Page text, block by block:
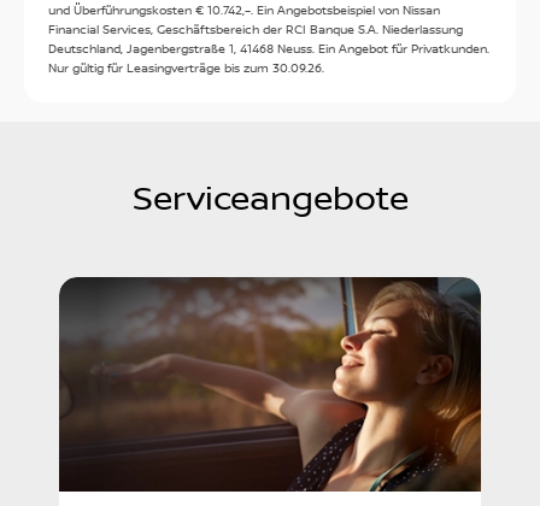
und Überführungskosten € 10.742,–. Ein Angebotsbeispiel von Nissan
Financial Services, Geschäftsbereich der RCI Banque S.A. Niederlassung
Deutschland, Jagenbergstraße 1, 41468 Neuss. Ein Angebot für Privatkunden.
Nur gültig für Leasingverträge bis zum 30.09.26.
Serviceangebote